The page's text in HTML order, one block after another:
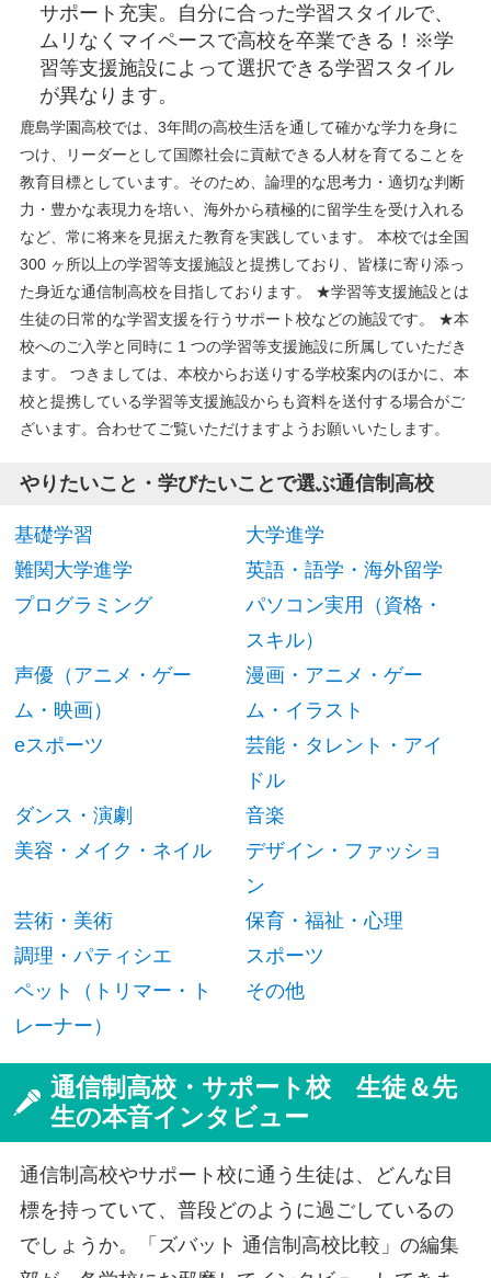
サポート充実。自分に合った学習スタイルで、
ムリなくマイペースで高校を卒業できる！※学
習等支援施設によって選択できる学習スタイル
が異なります。
鹿島学園高校では、3年間の高校生活を通して確かな学力を身に
つけ、リーダーとして国際社会に貢献できる人材を育てることを
教育目標としています。そのため、論理的な思考力・適切な判断
力・豊かな表現力を培い、海外から積極的に留学生を受け入れる
など、常に将来を見据えた教育を実践しています。 本校では全国
300 ヶ所以上の学習等支援施設と提携しており、皆様に寄り添っ
た身近な通信制高校を目指しております。 ★学習等支援施設とは
生徒の日常的な学習支援を行うサポート校などの施設です。 ★本
校へのご入学と同時に 1 つの学習等支援施設に所属していただき
ます。 つきましては、本校からお送りする学校案内のほかに、本
校と提携している学習等支援施設からも資料を送付する場合がご
ざいます。合わせてご覧いただけますようお願いいたします。
やりたいこと・学びたいことで選ぶ通信制高校
基礎学習
大学進学
難関大学進学
英語・語学・海外留学
プログラミング
パソコン実用（資格・
スキル）
声優（アニメ・ゲー
ム・映画）
漫画・アニメ・ゲー
ム・イラスト
eスポーツ
芸能・タレント・アイ
ドル
ダンス・演劇
音楽
美容・メイク・ネイル
デザイン・ファッショ
ン
芸術・美術
保育・福祉・心理
調理・パティシエ
スポーツ
ペット（トリマー・ト
レーナー）
その他
通信制高校・サポート校 生徒＆先
生の本音インタビュー
通信制高校やサポート校に通う生徒は、どんな目
標を持っていて、普段どのように過ごしているの
でしょうか。「ズバット 通信制高校比較」の編集